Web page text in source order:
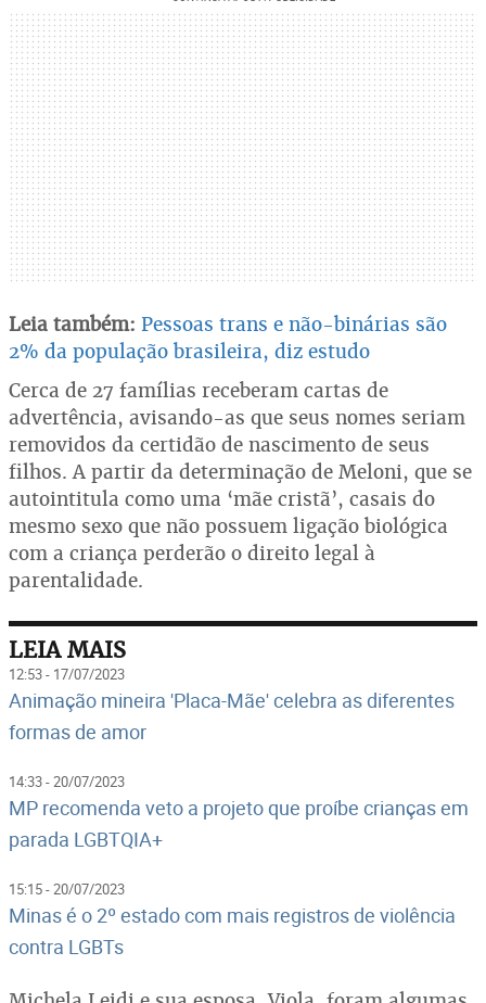
Leia também: Pessoas trans e não-binárias são
2% da população brasileira, diz estudo
Cerca de 27 famílias receberam cartas de
advertência, avisando-as que seus nomes seriam
removidos da certidão de nascimento de seus
filhos. A partir da determinação de Meloni, que se
autointitula como uma ‘mãe cristã’, casais do
mesmo sexo que não possuem ligação biológica
com a criança perderão o direito legal à
parentalidade.
LEIA MAIS
12:53 - 17/07/2023
Animação mineira 'Placa-Mãe' celebra as diferentes
formas de amor
14:33 - 20/07/2023
MP recomenda veto a projeto que proíbe crianças em
parada LGBTQIA+
15:15 - 20/07/2023
Minas é o 2º estado com mais registros de violência
contra LGBTs